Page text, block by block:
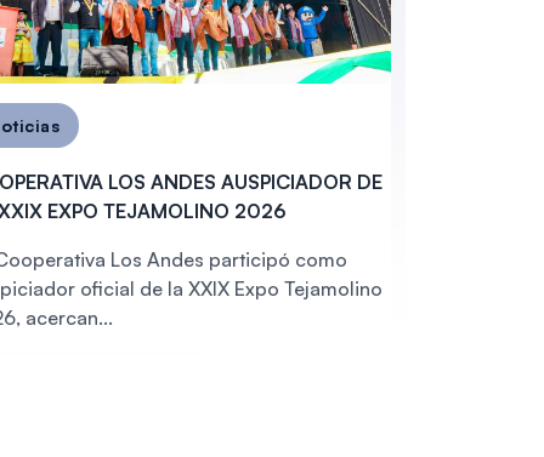
LOS ANDES AUSPICIADOR DE
EXPO TEJAMOLINO 2026
Los Andes participó como
oficial de la XXIX Expo Tejamolino
acercan...